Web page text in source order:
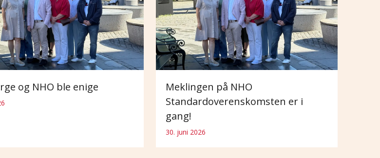
og NHO ble enige
Meklingen på NHO
Standardoverenskomsten er i
gang!
30. juni 2026